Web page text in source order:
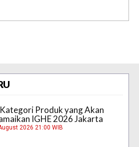
Produk yang Akan
IGHE 2026 Jakarta
2026 21:00 WIB